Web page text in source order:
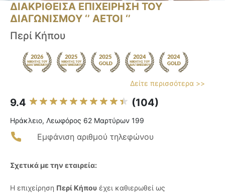
ΔΙΑΚΡΙΘΕΙΣΑ ΕΠΙΧΕΙΡΗΣΗ ΤΟΥ
ΔΙΑΓΩΝΙΣΜΟΥ ‘’ ΑΕΤΟΙ ‘’
Περί Κήπου
Δείτε περισσότερα >>
9.4 (104)
Ηράκλειο, Λεωφόρος 62 Μαρτύρων 199
Εμφάνιση αριθμού τηλεφώνου
Σχετικά με την εταιρεία:
Η επιχείρηση Περί Κήπου έχει καθιερωθεί ως